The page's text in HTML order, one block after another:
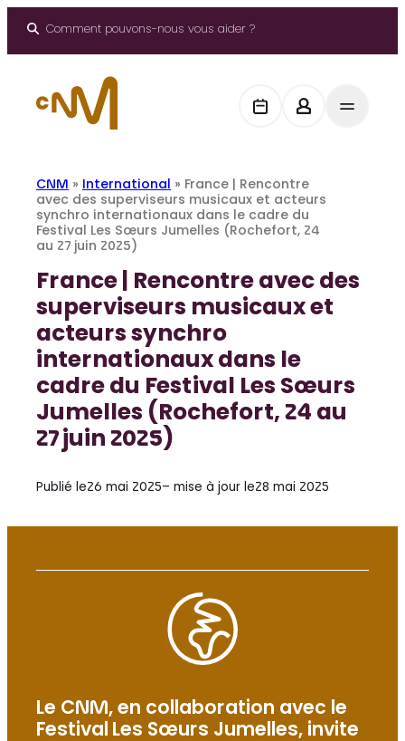
Comment pouvons-nous vous aider ?
CNM » International » France | Rencontre
avec des superviseurs musicaux et acteurs
synchro internationaux dans le cadre du
Festival Les Sœurs Jumelles (Rochefort, 24
au 27 juin 2025)
France | Rencontre avec des
superviseurs musicaux et
acteurs synchro
internationaux dans le
cadre du Festival Les Sœurs
Jumelles (Rochefort, 24 au
27 juin 2025)
Publié le26 mai 2025– mise à jour le28 mai 2025
Le CNM, en collaboration avec le
Festival Les Sœurs Jumelles, invite